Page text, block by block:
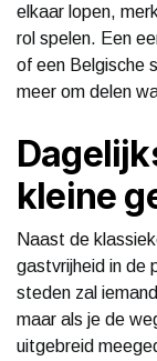
elkaar lopen,
rol spelen. Een
of een Belgische
meer om delen
kleine
Naast de
gastvrijheid in de
steden zal
maar als je de
uitgebreid